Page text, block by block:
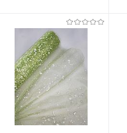
В корзину
Купить в 1 клик
Сравнение
В избранное
В наличии